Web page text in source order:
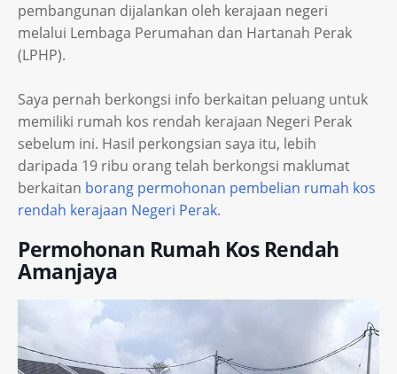
pembangunan dijalankan oleh kerajaan negeri
melalui Lembaga Perumahan dan Hartanah Perak
(LPHP).
Saya pernah berkongsi info berkaitan peluang untuk
memiliki rumah kos rendah kerajaan Negeri Perak
sebelum ini. Hasil perkongsian saya itu, lebih
daripada 19 ribu orang telah berkongsi maklumat
berkaitan borang permohonan pembelian rumah kos
rendah kerajaan Negeri Perak.
Permohonan Rumah Kos Rendah
Amanjaya